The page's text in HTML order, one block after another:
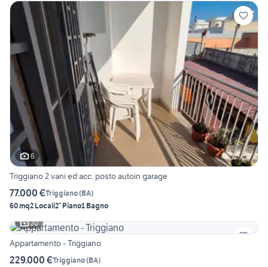
6
Triggiano 2 vani ed acc. posto autoin garage
77.000 €Triggiano(BA)
60 mq2 Locali2° Piano1 Bagno
20
Appartamento - Triggiano
229.000 €Triggiano(BA)